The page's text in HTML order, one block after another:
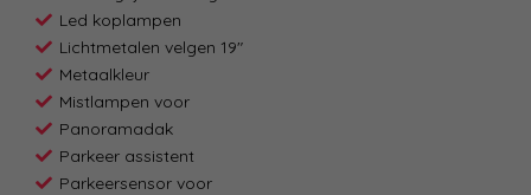
Led koplampen
Lichtmetalen velgen 19"
Metaalkleur
Mistlampen voor
Panoramadak
Parkeer assistent
Parkeersensor voor